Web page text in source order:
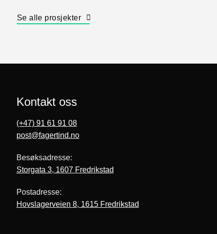
Se alle prosjekter
Kontakt oss
(+47) 91 61 91 08
post@fagertind.no
Besøksadresse:
Storgata 3, 1607 Fredrikstad
Postadresse:
Hovslagerveien 8, 1615 Fredrikstad